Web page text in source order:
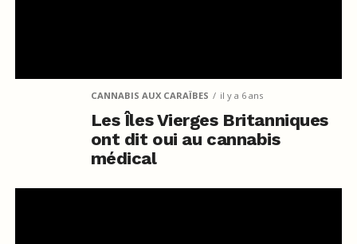
CANNABIS AUX CARAÏBES il y a 6 ans
Les Îles Vierges Britanniques
ont dit oui au cannabis
médical